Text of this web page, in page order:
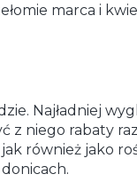
marca i
Najładniej
niego rabaty
również jako